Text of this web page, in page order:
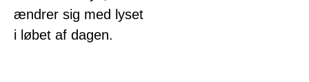
ændrer sig med lyset
i løbet af dagen.